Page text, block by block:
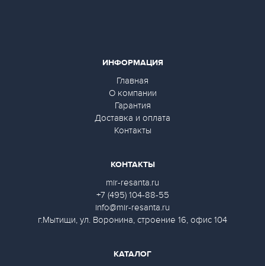
ИНФОРМАЦИЯ
Главная
О компании
Гарантия
Доставка и оплата
Контакты
КАТАЛОГ
КОНТАКТЫ
mir-resanta.ru
+7 (495) 104-88-55
info@mir-resanta.ru
г.Мытищи, ул. Воронина, строение 16, офис 104